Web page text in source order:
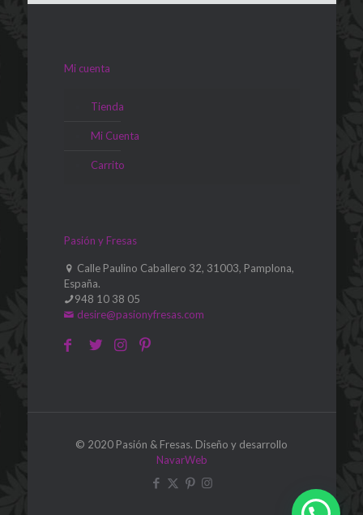
Mi cuenta
Tienda
Mi Cuenta
Carrito
Pasión y Fresas
Calle Paulino Caballero 32, 31003, Pamplona,
España.
948 10 38 05
desire@pasionyfresas.com
© 2020 Pasión & Fresas. Diseño y desarrollo
NavarWeb